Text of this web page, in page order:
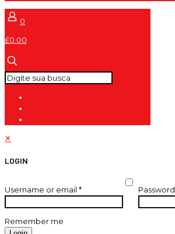
0
£0.00
✕
LOGIN
Username or email * Password
Remember me